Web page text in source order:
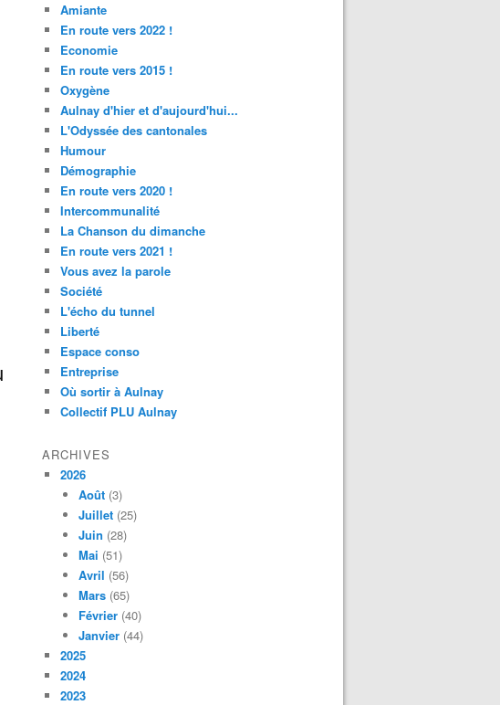
Amiante
En route vers 2022 !
Economie
En route vers 2015 !
Oxygène
Aulnay d'hier et d'aujourd'hui...
L'Odyssée des cantonales
Humour
Démographie
En route vers 2020 !
Intercommunalité
La Chanson du dimanche
En route vers 2021 !
Vous avez la parole
Société
L'écho du tunnel
Liberté
Espace conso
Entreprise
Où sortir à Aulnay
Collectif PLU Aulnay
ARCHIVES
2026
Août (3)
Juillet (25)
Juin (28)
Mai (51)
Avril (56)
Mars (65)
Février (40)
Janvier (44)
2025
2024
2023